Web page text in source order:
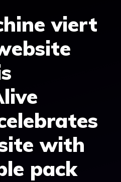
viert
with
pack